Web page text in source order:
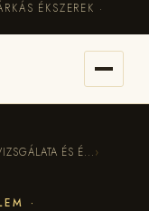
ÉKSZEREK ·
ÉS É...›
·